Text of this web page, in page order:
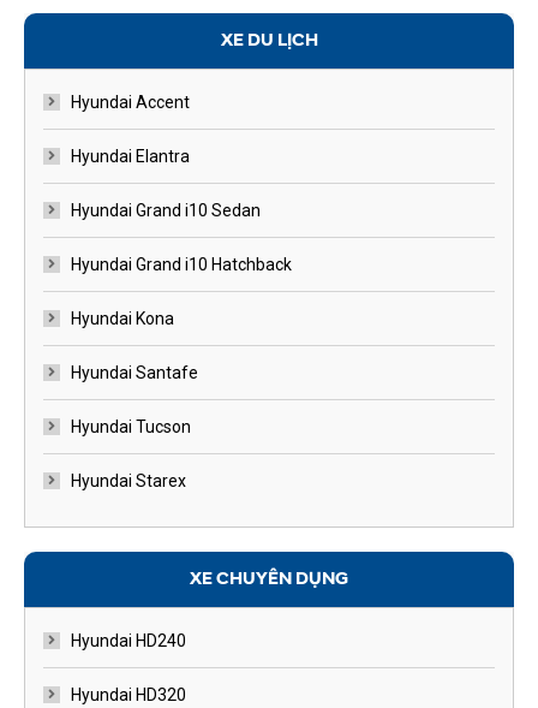
XE DU LỊCH
Hyundai Accent
Hyundai Elantra
Hyundai Grand i10 Sedan
Hyundai Grand i10 Hatchback
Hyundai Kona
Hyundai Santafe
Hyundai Tucson
Hyundai Starex
XE CHUYÊN DỤNG
Hyundai HD240
Hyundai HD320